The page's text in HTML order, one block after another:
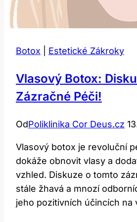
Botox Estetické Zákroky
Vlasový Botox:
Zázračné Péči!
OdPoliklinika Cor Deus.cz
Vlasový botox je revoluční
dokáže obnovit vlasy a
vzhled. Diskuze o tomto
stále žhavá a mnozí
jeho pozitivních účincích na